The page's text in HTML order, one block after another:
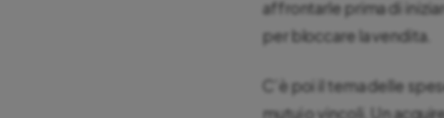
affrontarle prima di
per bloccare la vendita.
C’è poi il tema delle
mutui o vincoli. Un